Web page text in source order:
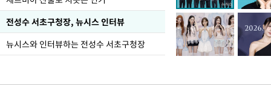
전성수 서초구청장, 뉴시스 인터뷰
뉴시스와 인터뷰하는 전성수 서초구청장